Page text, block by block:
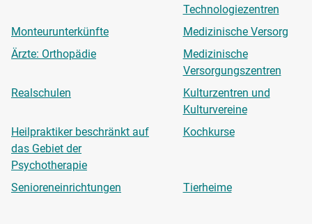
Technologiezentren
Monteurunterkünfte
Medizinische Versorg
Ärzte: Orthopädie
Medizinische
Versorgungszentren
Realschulen
Kulturzentren und
Kulturvereine
Heilpraktiker beschränkt auf
das Gebiet der
Psychotherapie
Kochkurse
Senioreneinrichtungen Tierheime